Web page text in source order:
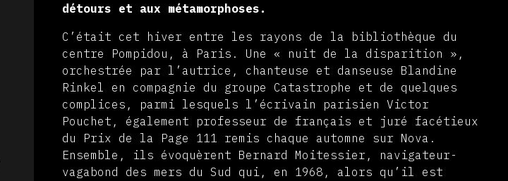
détours et aux métamorphoses.
C’était cet hiver entre les rayons de la bibliothèque du
centre Pompidou, à Paris. Une « nuit de la disparition »,
orchestrée par l’autrice, chanteuse et danseuse Blandine
Rinkel en compagnie du groupe Catastrophe et de quelques
complices, parmi lesquels l’écrivain parisien Victor
Pouchet, également professeur de français et juré facétieux
du Prix de la Page 111 remis chaque automne sur Nova.
Ensemble, ils évoquèrent Bernard Moitessier, navigateur-
vagabond des mers du Sud qui, en 1968, alors qu’il est